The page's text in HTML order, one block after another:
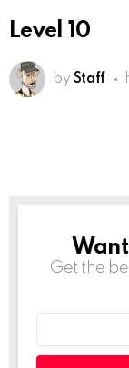
Level 10
by Staff
Get the